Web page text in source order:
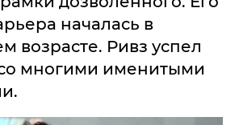
началась в
возрасте. Ривз успел
многими именитыми